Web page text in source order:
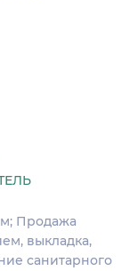
Продажа
выкладка,
санитарного